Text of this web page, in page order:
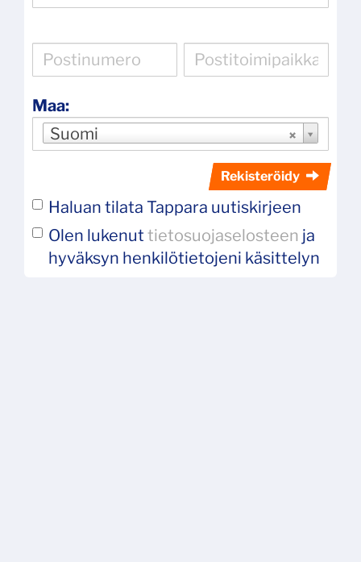
Maa:
Suomi
Rekisteröidy
Haluan tilata Tappara uutiskirjeen
Olen lukenut tietosuojaselosteen ja
hyväksyn henkilötietojeni käsittelyn